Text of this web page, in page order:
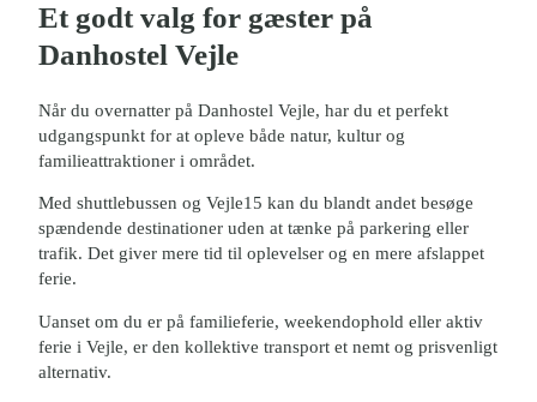
Et godt valg for gæster på
Danhostel Vejle
Når du overnatter på Danhostel Vejle, har du et perfekt
udgangspunkt for at opleve både natur, kultur og
familieattraktioner i området.
Med shuttlebussen og Vejle15 kan du blandt andet besøge
spændende destinationer uden at tænke på parkering eller
trafik. Det giver mere tid til oplevelser og en mere afslappet
ferie.
Uanset om du er på familieferie, weekendophold eller aktiv
ferie i Vejle, er den kollektive transport et nemt og prisvenligt
alternativ.